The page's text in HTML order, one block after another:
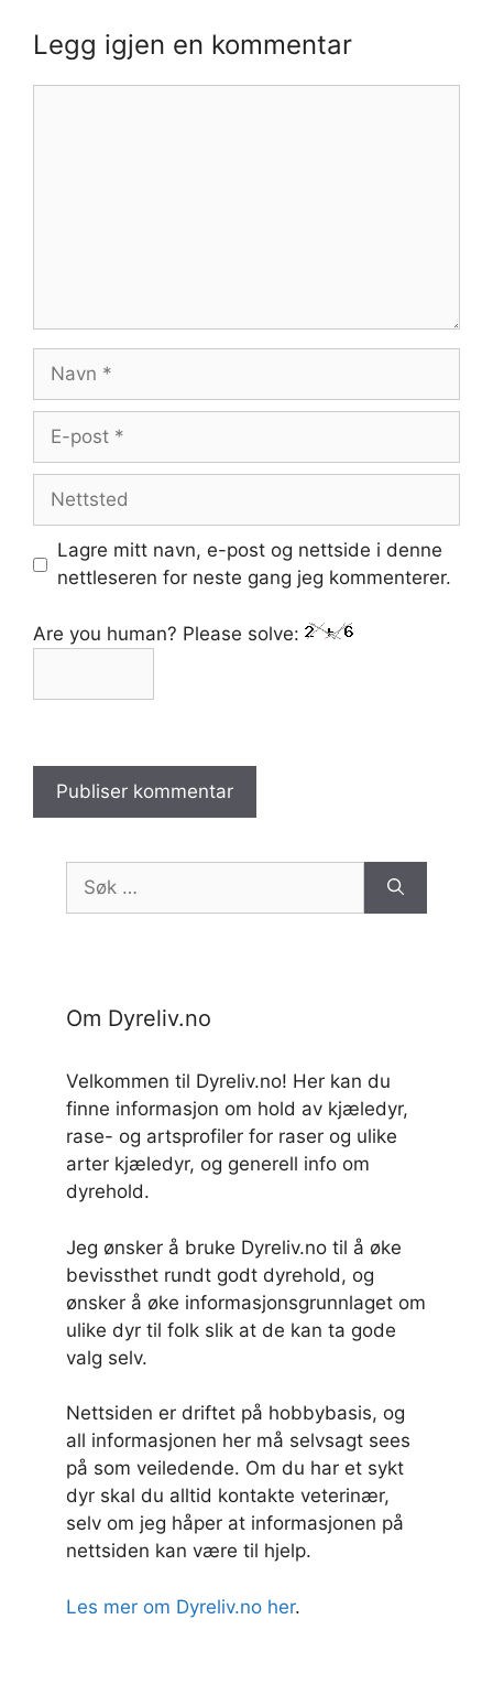
Legg igjen en kommentar
Navn
Nettsted
Lagre mitt navn, e-post og nettside i denne
nettleseren for neste gang jeg kommenterer.
Are you human? Please solve:
Søk
etter:
Om Dyreliv.no
Velkommen til Dyreliv.no! Her kan du
finne informasjon om hold av kjæledyr,
rase- og artsprofiler for raser og ulike
arter kjæledyr, og generell info om
dyrehold.
Jeg ønsker å bruke Dyreliv.no til å øke
bevissthet rundt godt dyrehold, og
ønsker å øke informasjonsgrunnlaget om
ulike dyr til folk slik at de kan ta gode
valg selv.
Nettsiden er driftet på hobbybasis, og
all informasjonen her må selvsagt sees
på som veiledende. Om du har et sykt
dyr skal du alltid kontakte veterinær,
selv om jeg håper at informasjonen på
nettsiden kan være til hjelp.
Les mer om Dyreliv.no her.